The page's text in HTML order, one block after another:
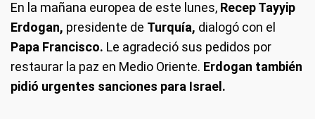
En la mañana europea de este lunes, Recep Tayyip
Erdogan, presidente de Turquía, dialogó con el
Papa Francisco. Le agradeció sus pedidos por
restaurar la paz en Medio Oriente. Erdogan también
pidió urgentes sanciones para Israel.